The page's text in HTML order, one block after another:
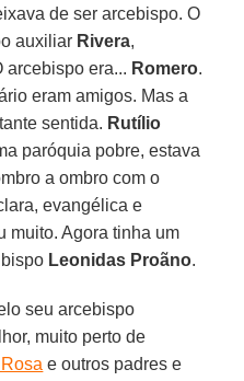
de ser arcebispo. O
auxiliar Rivera,
arcebispo era... Romero.
eram amigos. Mas a
sentida. Rutílio
paróquia pobre, estava
a ombro com o
evangélica e
muito. Agora tinha um
Leonidas Proãno.
seu arcebispo
muito perto de
e outros padres e